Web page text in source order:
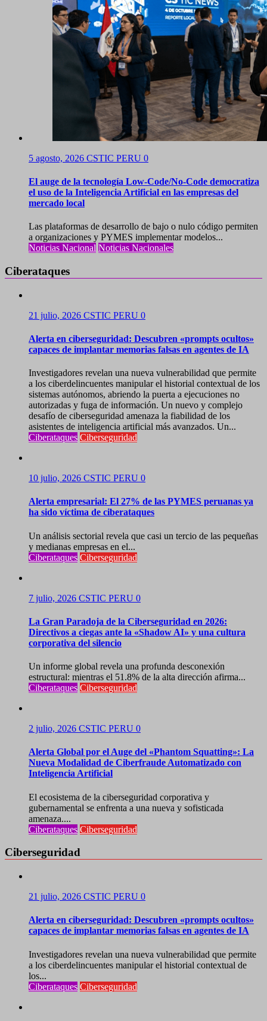
5 agosto, 2026 CSTIC PERU 0
El auge de la tecnología Low-Code/No-Code democratiza
el uso de la Inteligencia Artificial en las empresas del
mercado local
Las plataformas de desarrollo de bajo o nulo código permiten
a organizaciones y PYMES implementar modelos...
Noticias Nacional Noticias Nacionales
Ciberataques
21 julio, 2026 CSTIC PERU 0
Alerta en ciberseguridad: Descubren «prompts ocultos»
capaces de implantar memorias falsas en agentes de IA
Investigadores revelan una nueva vulnerabilidad que permite
a los ciberdelincuentes manipular el historial contextual de los
sistemas autónomos, abriendo la puerta a ejecuciones no
autorizadas y fuga de información. Un nuevo y complejo
desafío de ciberseguridad amenaza la fiabilidad de los
asistentes de inteligencia artificial más avanzados. Un...
Ciberataques Ciberseguridad
10 julio, 2026 CSTIC PERU 0
Alerta empresarial: El 27% de las PYMES peruanas ya
ha sido víctima de ciberataques
Un análisis sectorial revela que casi un tercio de las pequeñas
y medianas empresas en el...
Ciberataques Ciberseguridad
7 julio, 2026 CSTIC PERU 0
La Gran Paradoja de la Ciberseguridad en 2026:
Directivos a ciegas ante la «Shadow AI» y una cultura
corporativa del silencio
Un informe global revela una profunda desconexión
estructural: mientras el 51.8% de la alta dirección afirma...
Ciberataques Ciberseguridad
2 julio, 2026 CSTIC PERU 0
Alerta Global por el Auge del «Phantom Squatting»: La
Nueva Modalidad de Ciberfraude Automatizado con
Inteligencia Artificial
El ecosistema de la ciberseguridad corporativa y
gubernamental se enfrenta a una nueva y sofisticada
amenaza....
Ciberataques Ciberseguridad
Ciberseguridad
21 julio, 2026 CSTIC PERU 0
Alerta en ciberseguridad: Descubren «prompts ocultos»
capaces de implantar memorias falsas en agentes de IA
Investigadores revelan una nueva vulnerabilidad que permite
a los ciberdelincuentes manipular el historial contextual de
los...
Ciberataques Ciberseguridad